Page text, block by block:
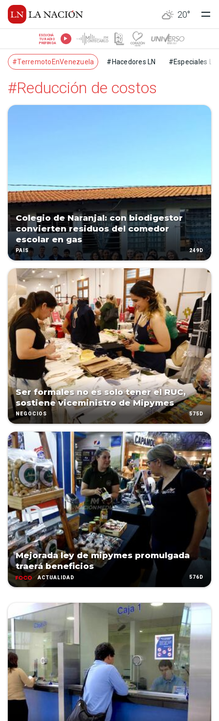
20°
ESCUCHÁ
TU RADIO
PREFERIDA
#TerremotoEnVenezuela #Hacedores LN #Especiales LN
#Reducción de costos
Colegio de Naranjal: con biodigestor
convierten residuos del comedor
escolar en gas
PAÍS 249D
Ser formales no es solo tener el RUC,
sostiene viceministro de Mipymes
NEGOCIOS 575D
Mejorada ley de mipymes promulgada
traerá beneficios
ACTUALIDAD 576D